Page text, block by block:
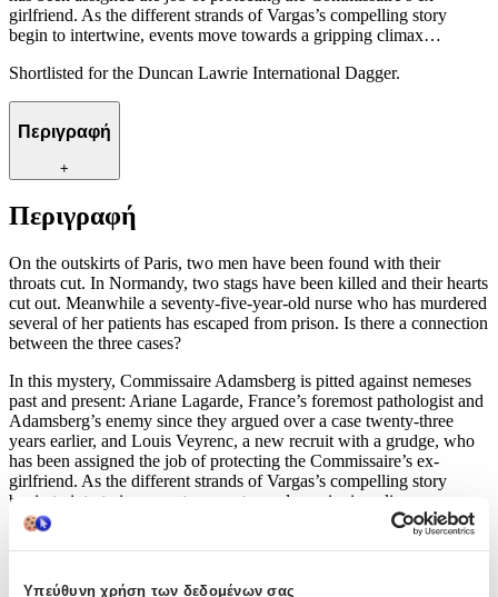
Υπεύθυνη χρήση των δεδομένων σας
girlfriend. As the different strands of Vargas’s compelling story
begin to intertwine, events move towards a gripping climax…
Shortlisted for the Duncan Lawrie International Dagger.
Περιγραφή
+
Περιγραφή
On the outskirts of Paris, two men have been found with their
throats cut. In Normandy, two stags have been killed and their hearts
cut out. Meanwhile a seventy-five-year-old nurse who has murdered
several of her patients has escaped from prison. Is there a connection
between the three cases?
In this mystery, Commissaire Adamsberg is pitted against nemeses
past and present: Ariane Lagarde, France’s foremost pathologist and
Adamsberg’s enemy since they argued over a case twenty-three
years earlier, and Louis Veyrenc, a new recruit with a grudge, who
has been assigned the job of protecting the Commissaire’s ex-
girlfriend. As the different strands of Vargas’s compelling story
begin to intertwine, events move towards a gripping climax…
Shortlisted for the Duncan Lawrie International Dagger.
Χαρακτηριστικά